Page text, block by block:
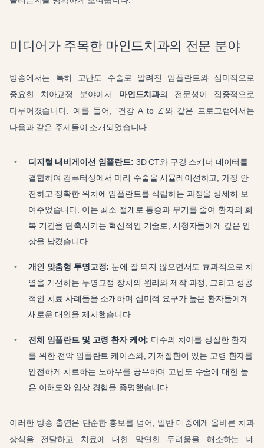
미디어가 주목한 마인드치과의 전문 분야
방송에서는 특히 고난도 수술로 알려진 임플란트와 심미적으로
중요한 치아교정 분야에서 마인드치과의 전문성이 집중적으로
다루어졌습니다. 예를 들어, '건강 A to Z'와 같은 프로그램에서는
다음과 같은 주제들이 소개되었습니다.
디지털 내비게이션 임플란트: 3D CT와 구강 스캐너 데이터를
결합하여 컴퓨터상에서 미리 수술을 시뮬레이션하고, 가장 안
전하고 정확한 위치에 임플란트를 식립하는 과정을 상세히 보
여주었습니다. 이는 최소 절개로 통증과 부기를 줄여 환자의 회
복 기간을 단축시키는 혁신적인 기술로, 시청자들에게 깊은 인
상을 남겼습니다.
개인 맞춤형 투명교정: 눈에 잘 띄지 않으면서도 효과적으로 치
열을 개선하는 투명교정 장치의 원리와 제작 과정, 그리고 성공
적인 치료 사례들을 소개하며 심미적 요구가 높은 환자들에게
새로운 대안을 제시했습니다.
전체 임플란트 및 고령 환자 케어: 다수의 치아를 상실한 환자
를 위한 전악 임플란트 케이스와, 기저질환이 있는 고령 환자를
안전하게 치료하는 노하우를 공유하며 고난도 수술에 대한 높
은 이해도와 임상 경험을 증명했습니다.
이러한 방송 출연은 단순한 홍보를 넘어, 일반 대중에게 올바른 치과
상식을 전달하고 치료에 대한 막연한 두려움을 해소하는 데